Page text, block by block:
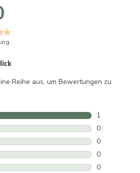
Reihe aus, um Bewertungen zu
1
1 Bewertung
0
0
0
0
0
0
0